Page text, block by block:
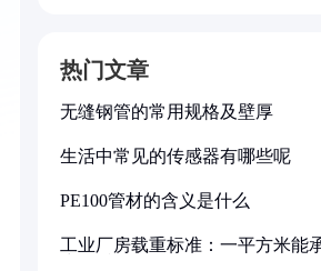
热门文章
无缝钢管的常用规格及壁厚
生活中常见的传感器有哪些呢
PE100管材的含义是什么
工业厂房载重标准：一平方米能